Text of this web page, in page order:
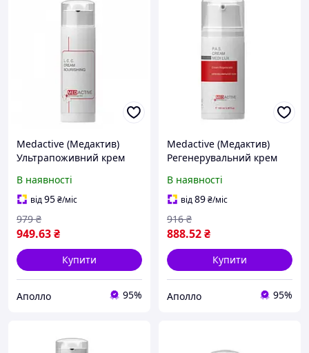
Medactive (Медактив)
Ультрапоживний крем
церамідами для обличчя,
50 мл
В наявності
від95₴/міс
949.63₴
979 ₴
Купити
Аполло 95%
Medactive (Медактив)
Регенерувальний крем
антиоксидантами та
біофлавоноїдами, 100 мл
В наявності
від89₴/міс
888.52₴
916 ₴
Купити
Аполло 95%